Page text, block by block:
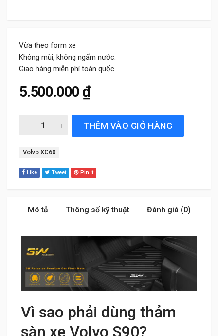
Vừa theo form xe
Không mùi, không ngấm nước.
Giao hàng miễn phí toàn quốc.
5.500.000 ₫
Thảm Sàn Xe Volvo S90 (2020 đến 2025) Thương hiệu
THÊM VÀO GIỎ HÀNG
Tag:
Volvo XC60
Like Tweet Pin It
Mô tả Thông số kỹ thuật Đánh giá (0)
Vì sao phải dùng thảm
sàn xe Volvo S90?